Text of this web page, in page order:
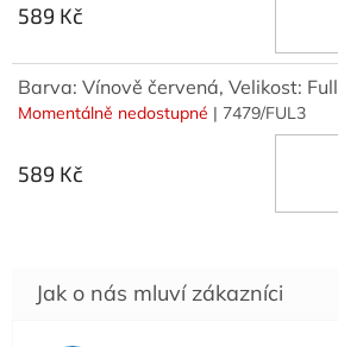
589 Kč
Barva: Vínově červená, Velikost: Full
Momentálně nedostupné | 7479/FUL3
589 Kč